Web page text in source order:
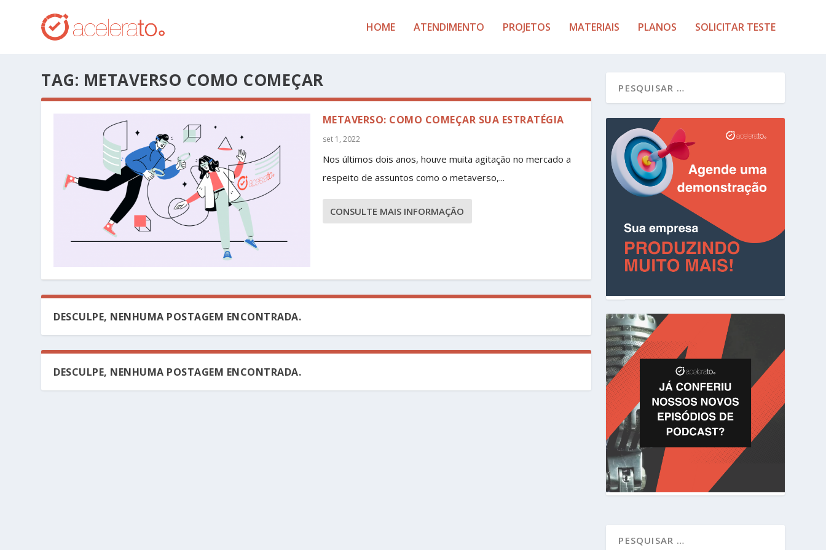
HOME ATENDIMENTO PROJETOS MATERIAIS PLANOS SOLICITAR TESTE
TAG: METAVERSO COMO COMEÇAR
METAVERSO: COMO COMEÇAR SUA ESTRATÉGIA
set 1, 2022
Nos últimos dois anos, houve muita agitação no mercado a
respeito de assuntos como o metaverso,...
CONSULTE MAIS INFORMAÇÃO
DESCULPE, NENHUMA POSTAGEM ENCONTRADA.
DESCULPE, NENHUMA POSTAGEM ENCONTRADA.